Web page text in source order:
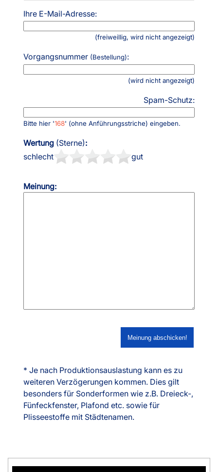
Ihre E-Mail-Adresse:
(freiweillig, wird nicht angezeigt)
Vorgangsnummer (Bestellung):
(wird nicht angezeigt)
Spam-Schutz:
Bitte hier '168' (ohne Anführungsstriche) eingeben.
Wertung (Sterne):
schlecht
gut
Meinung:
* Je nach Produktionsauslastung kann es zu
weiteren Verzögerungen kommen. Dies gilt
besonders für Sonderformen wie z.B. Dreieck-,
Fünfeckfenster, Plafond etc. sowie für
Plisseestoffe mit Städtenamen.